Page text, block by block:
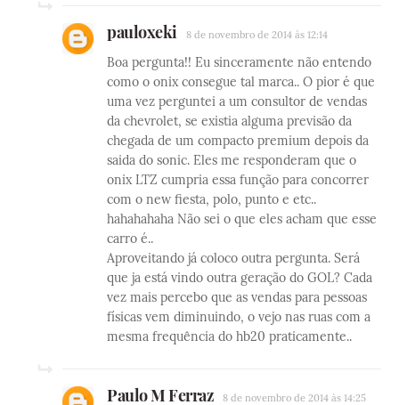
pauloxeki 8 de novembro de 2014 às 12:14
Boa pergunta!! Eu sinceramente não entendo
como o onix consegue tal marca.. O pior é que
uma vez perguntei a um consultor de vendas
da chevrolet, se existia alguma previsão da
chegada de um compacto premium depois da
saida do sonic. Eles me responderam que o
onix LTZ cumpria essa função para concorrer
com o new fiesta, polo, punto e etc..
hahahahaha Não sei o que eles acham que esse
carro é..
Aproveitando já coloco outra pergunta. Será
que ja está vindo outra geração do GOL? Cada
vez mais percebo que as vendas para pessoas
físicas vem diminuindo, o vejo nas ruas com a
mesma frequência do hb20 praticamente..
Paulo M Ferraz 8 de novembro de 2014 às 14:25